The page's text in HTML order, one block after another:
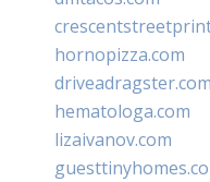
hornopizza.com
driveadragster.com
hematologa.com
lizaivanov.com